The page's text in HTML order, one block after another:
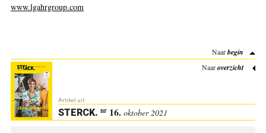
www.lgahrgroup.com
Naarbegin
Naaroverzicht
Artikel uit:
STERCK. nr16. oktober 2021